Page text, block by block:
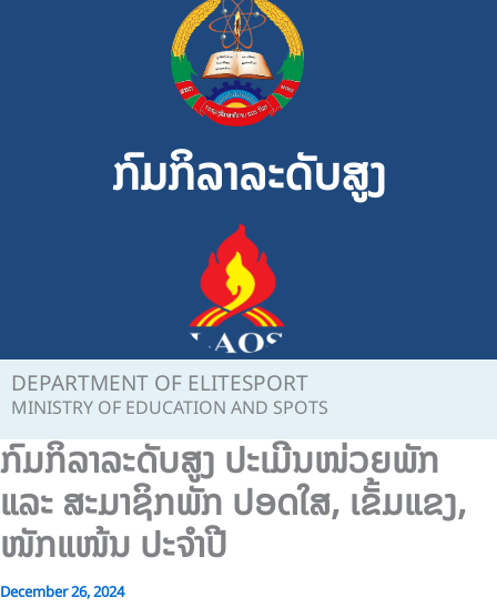
ກົມກິລາລະດັບສູງ
DEPARTMENT OF ELITESPORT
MINISTRY OF EDUCATION AND SPOTS
ກົມກິລາລະດັບສູງ ປະເມີນໜ່ວຍພັກ
ແລະ ສະມາຊິກພັກ ປອດໃສ, ເຂັ້ມແຂງ,
ໜັກແໜ້ນ ປະຈຳປີ
December 26, 2024